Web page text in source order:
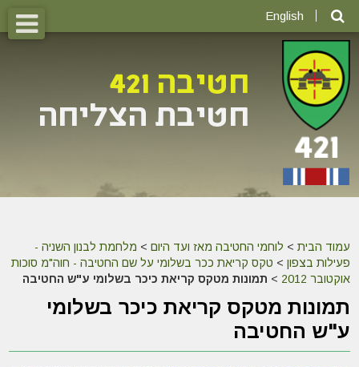
English
עמוד הבית > לוחמי החטיבה מאז ועד היום > מלחמת לבנון השניה -
פעילות בצפון > טקס קריאת ככר בשלומי על שם החטיבה - חוה"מ סוכות
אוקטובר 2012
> תמונות מטקס קריאת כיכר בשלומי ע"ש החטיבה
תמונות מטקס קריאת כיכר בשלומי
ע"ש החטיבה